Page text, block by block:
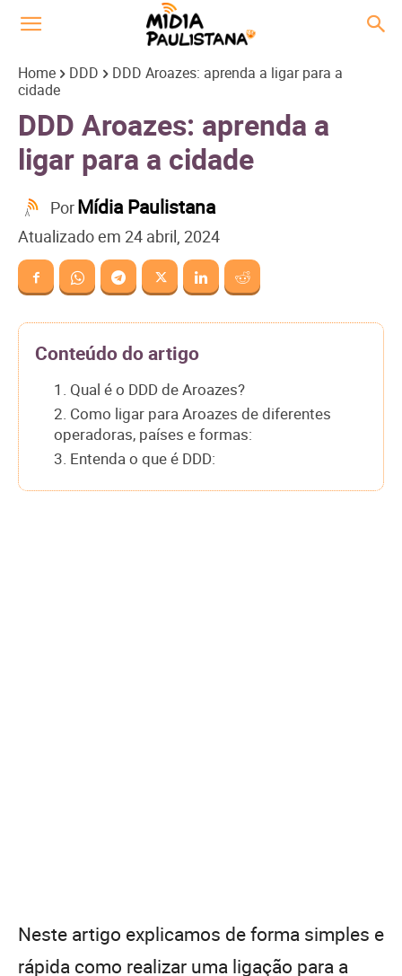
Home DDD
DDD Aroazes: aprenda a ligar para a
cidade
DDD Aroazes: aprenda a
ligar para a cidade
PorMídia Paulistana
Atualizado em 24 abril, 2024
Conteúdo do artigo
1. Qual é o DDD de Aroazes?
2. Como ligar para Aroazes de diferentes
operadoras, países e formas:
3. Entenda o que é DDD:
Neste artigo explicamos de forma simples e
rápida como realizar uma ligação para a